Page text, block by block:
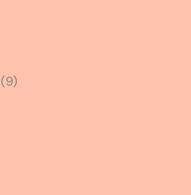
(9)